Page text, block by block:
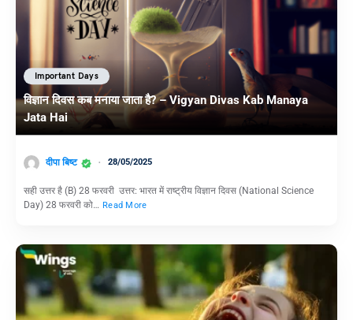
Important Days
विज्ञान दिवस कब मनाया जाता है? – Vigyan Divas Kab Manaya
Jata Hai
दीपा बिष्ट 28/05/2025
सही उत्तर है (B) 28 फरवरी उत्तर: भारत में राष्ट्रीय विज्ञान दिवस (National Science
Day) 28 फरवरी को… Read More